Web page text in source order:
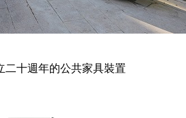
二十週年的公共家具裝置